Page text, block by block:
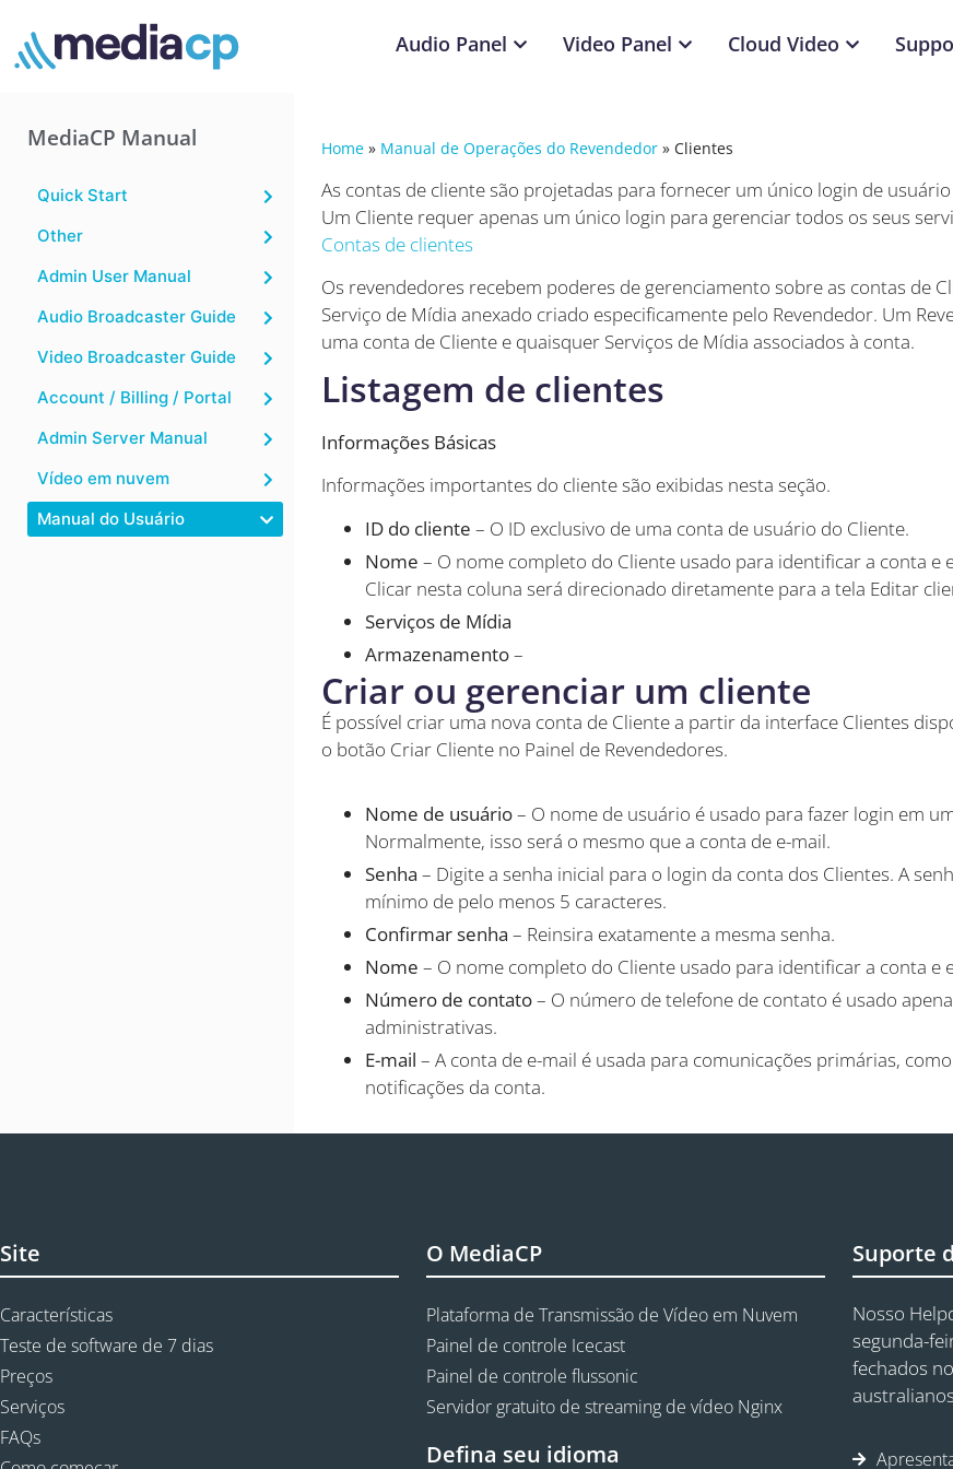
Audio Panel Video Panel Cloud Video
MediaCP Manual
Quick Start
Other
Admin User Manual
Audio Broadcaster Guide
Video Broadcaster Guide
Account / Billing / Portal
Admin Server Manual
Vídeo em nuvem
Manual do Usuário
Home» Manual de Operações do Revendedor» Clientes
As contas de cliente são projetadas para fornecer um único login de
Um Cliente requer apenas um único login para gerenciar todos os seus
Contas de clientes
Os revendedores recebem poderes de gerenciamento sobre as contas de
Serviço de Mídia anexado criado especificamente pelo Revendedor. Um
uma conta de Cliente e quaisquer Serviços de Mídia associados à conta.
Listagem de clientes
Informações Básicas
Informações importantes do cliente são exibidas nesta seção.
ID do cliente – O ID exclusivo de uma conta de usuário do Cliente.
Nome – O nome completo do Cliente usado para identificar a conta e
Clicar nesta coluna será direcionado diretamente para a tela Editar
Serviços de Mídia
Armazenamento–
Criar ou gerenciar um cliente
É possível criar uma nova conta de Cliente a partir da interface Clientes
o botão Criar Cliente no Painel de Revendedores.
Nome de usuário– O nome de usuário é usado para fazer login em
Normalmente, isso será o mesmo que a conta de e-mail.
Senha – Digite a senha inicial para o login da conta dos Clientes. A
mínimo de pelo menos 5 caracteres.
Confirmar senha – Reinsira exatamente a mesma senha.
Nome – O nome completo do Cliente usado para identificar a conta e
Número de contato– O número de telefone de contato é usado
administrativas.
E-mail – A conta de e-mail é usada para comunicações primárias,
notificações da conta.
Site
Características
Teste de software de 7 dias
Preços
Serviços
FAQs
O MediaCP
Plataforma de Transmissão de Vídeo em Nuvem
Painel de controle Icecast
Painel de controle flussonic
Servidor gratuito de streaming de vídeo Nginx
Defina seu idioma
Suporte
Nosso
segunda-
fechados